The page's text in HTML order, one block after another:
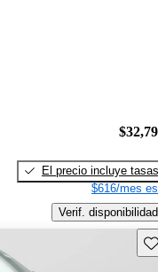
El precio incluye tasas
$616/mes
Verif. disponibilidad